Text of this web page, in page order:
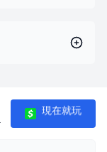
現在就玩